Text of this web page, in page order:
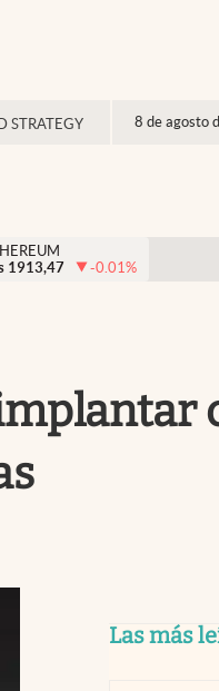
STRATEGY 8 de agosto
1913,47 -0.01%
Las más